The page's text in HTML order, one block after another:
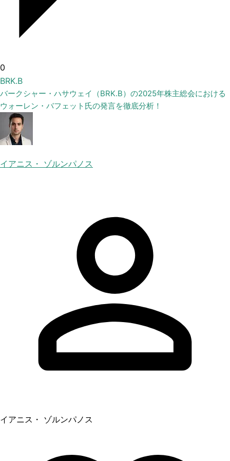
0
BRK.B
バークシャー・ハサウェイ（BRK.B）の2025年株主総会における
ウォーレン・バフェット氏の発言を徹底分析！
イアニス・ ゾルンパノス
イアニス・ ゾルンパノス